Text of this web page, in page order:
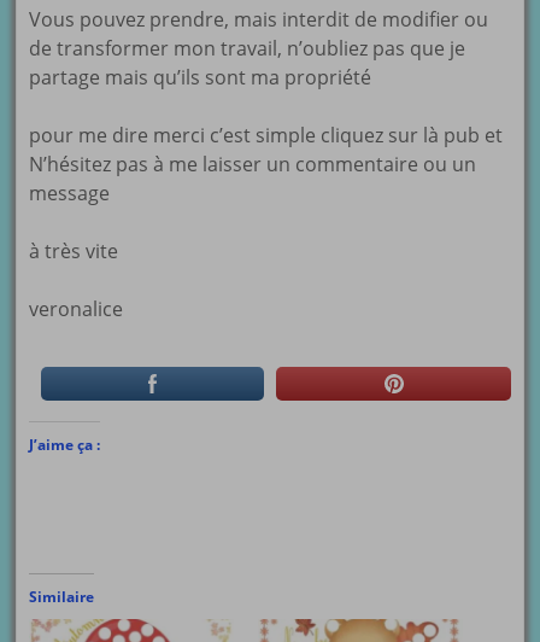
Vous pouvez prendre, mais interdit de modifier ou
de transformer mon travail, n’oubliez pas que je
partage mais qu’ils sont ma propriété
pour me dire merci c’est simple cliquez sur là pub et
N’hésitez pas à me laisser un commentaire ou un
message
à très vite
veronalice
J’aime ça :
Similaire